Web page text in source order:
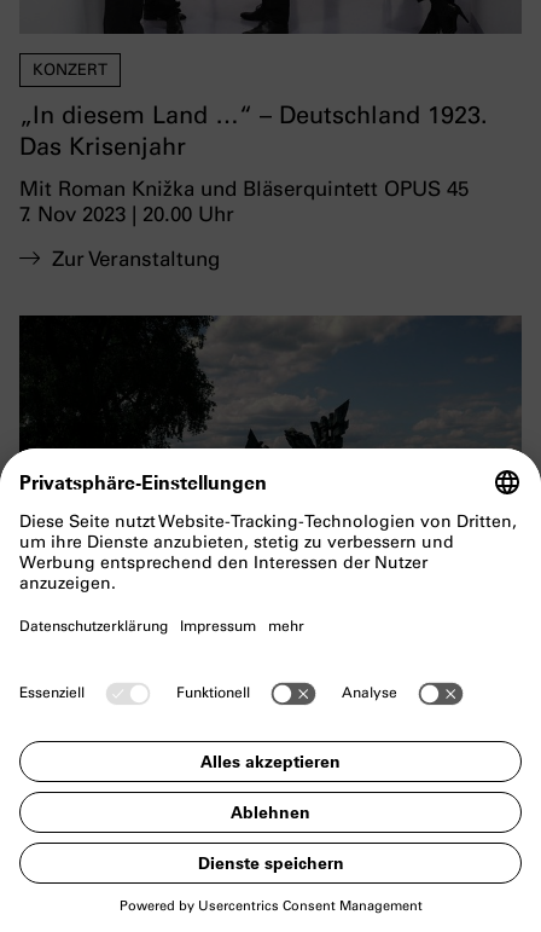
KONZERT
„In diesem Land …“ – Deutschland 1923.
Das Krisenjahr
Mit Roman Knižka und Bläserquintett OPUS 45
7. Nov 2023 | 20.00 Uhr
Zur Veranstaltung
PERFORMANCE
Performance des Erinnerungsprojekts
remember. Never forget: München-Kaunas
3. Nov 2023 | 19.30 Uhr
Zur Veranstaltung